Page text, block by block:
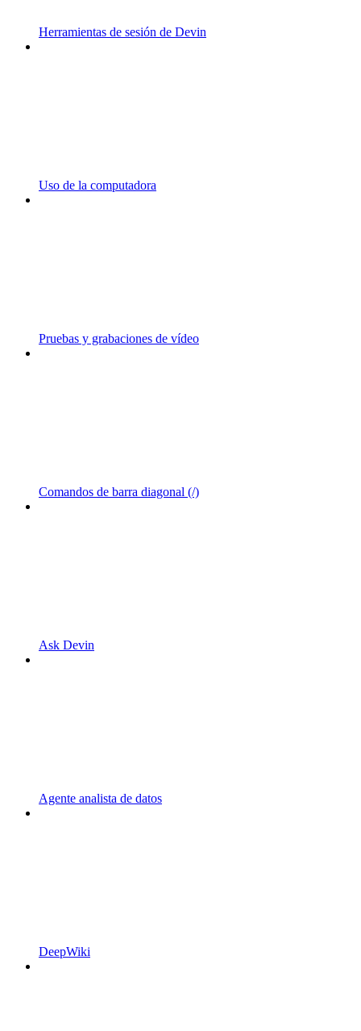
Herramientas de sesión de Devin
Uso de la computadora
Pruebas y grabaciones de vídeo
Comandos de barra diagonal (/)
Ask Devin
Agente analista de datos
DeepWiki